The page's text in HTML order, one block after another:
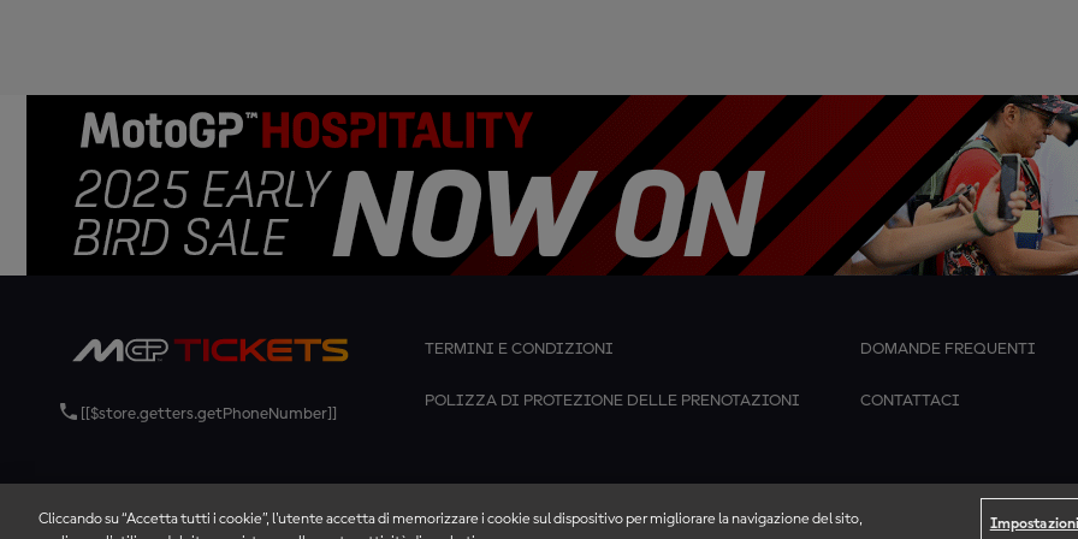
[[$store.getters.getPhoneNumber]]
TERMINI E CONDIZIONI
POLIZZA DI PROTEZIONE DELLE PRENOTAZIONI
DOMANDE FREQUENTI
CONTATTACI
Cliccando su “Accetta tutti i cookie”, l'utente accetta di memorizzare i cookie sul dispositivo per migliorare la navigazione del sito,